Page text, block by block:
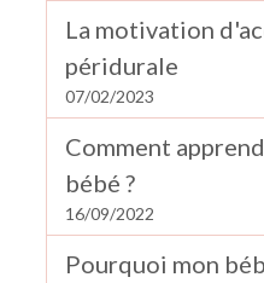
La motivation
péridurale
07/02/2023
Comment
bébé ?
16/09/2022
Pourquoi mon